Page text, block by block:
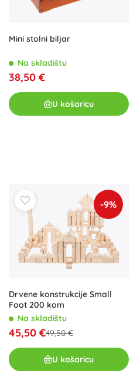
Mini stolni biljar
Na skladištu
38,50 €
U košaricu
-9%
Drvene konstrukcije Small
Foot 200 kom
Na skladištu
45,50 €49,50 €
U košaricu